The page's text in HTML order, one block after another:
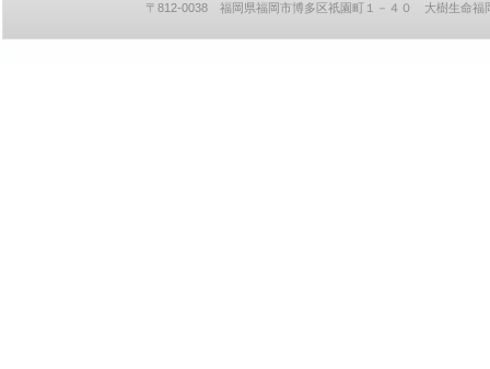
〒812-0038 福岡県福岡市博多区祇園町１－４０ 大樹生命